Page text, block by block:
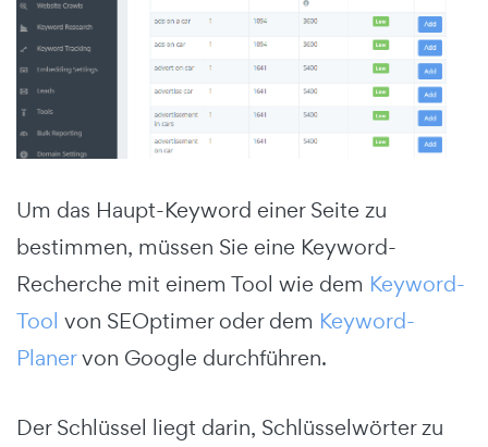
Um das Haupt-Keyword einer Seite zu
bestimmen, müssen Sie eine Keyword-
Recherche mit einem Tool wie dem Keyword-
Tool von SEOptimer oder dem Keyword-
Planervon Google durchführen.
Der Schlüssel liegt darin, Schlüsselwörter zu